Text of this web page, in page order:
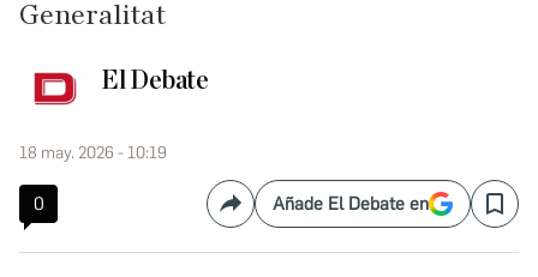
Generalitat
El Debate
18 may. 2026 - 10:19
0 CompartirAñade El Debate en Save